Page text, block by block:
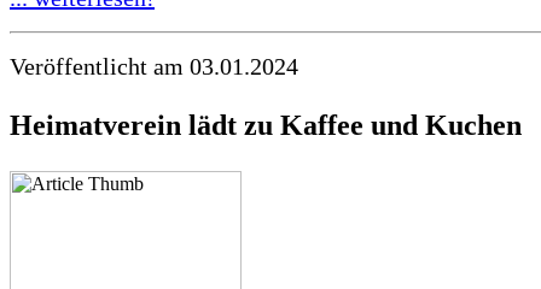
Veröffentlicht am 03.01.2024
Heimatverein lädt zu Kaffee und Kuchen